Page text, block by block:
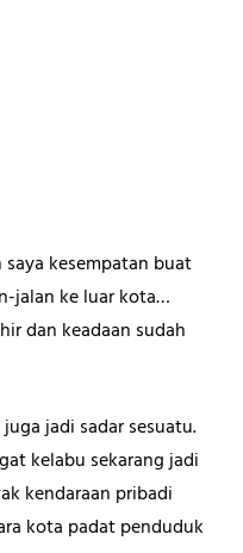
kesempatan buat
jalan ke luar kota…
dan keadaan sudah
jadi sadar sesuatu.
kelabu sekarang jadi
kendaraan pribadi
kota padat penduduk